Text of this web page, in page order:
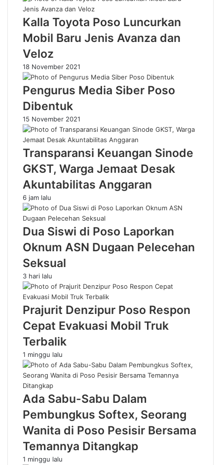
Kalla Toyota Poso Luncurkan
Mobil Baru Jenis Avanza dan
Veloz
18 November 2021
Pengurus Media Siber Poso
Dibentuk
15 November 2021
Transparansi Keuangan Sinode
GKST, Warga Jemaat Desak
Akuntabilitas Anggaran
6 jam lalu
Dua Siswi di Poso Laporkan
Oknum ASN Dugaan Pelecehan
Seksual
3 hari lalu
Prajurit Denzipur Poso Respon
Cepat Evakuasi Mobil Truk
Terbalik
1 minggu lalu
Ada Sabu-Sabu Dalam
Pembungkus Softex, Seorang
Wanita di Poso Pesisir Bersama
Temannya Ditangkap
1 minggu lalu